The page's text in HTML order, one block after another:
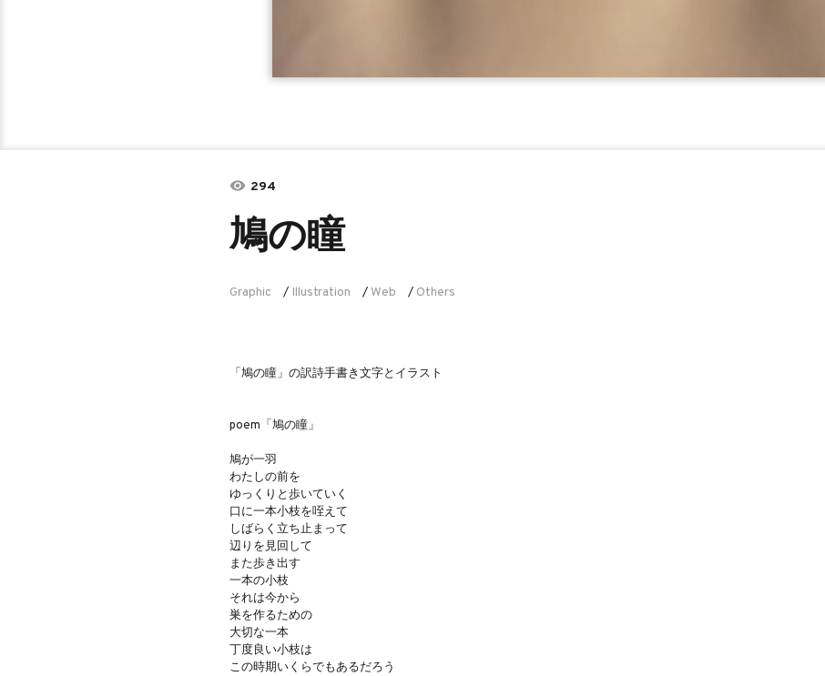
294
鳩の瞳
Graphic / Illustration / Web / Others
「鳩の瞳」の訳詩手書き文字とイラスト
poem「鳩の瞳」
鳩が一羽
わたしの前を
ゆっくりと歩いていく
口に一本小枝を咥えて
しばらく立ち止まって
辺りを見回して
また歩き出す
一本の小枝
それは今から
巣を作るための
大切な一本
丁度良い小枝は
この時期いくらでもあるだろう